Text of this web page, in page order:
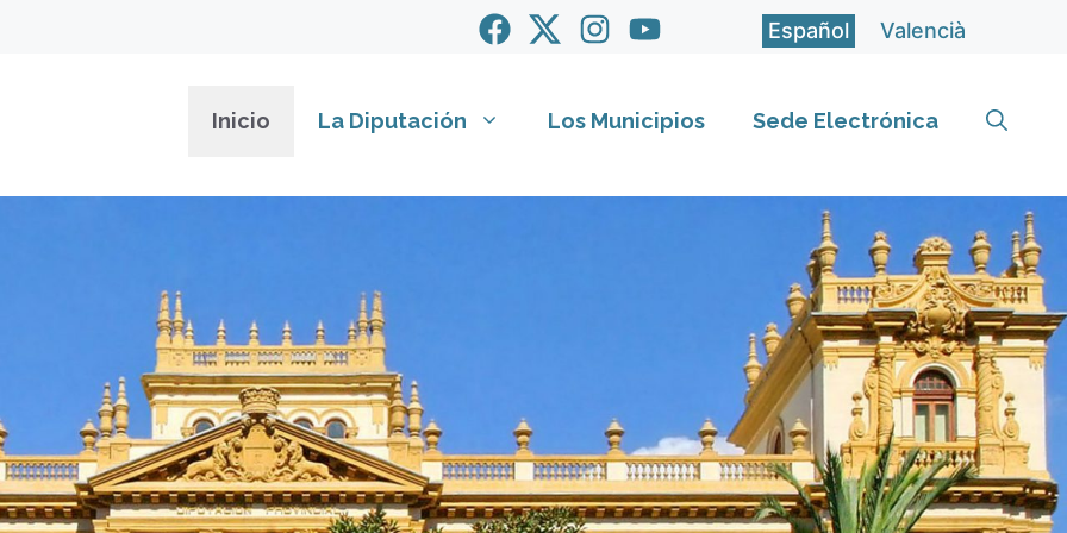
Español Valencià
Inicio La Diputación Los Municipios Sede Electrónica